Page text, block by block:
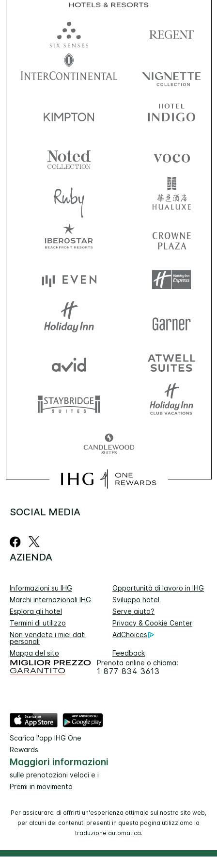
SOCIAL MEDIA
AZIENDA
Informazioni su IHG
Opportunità di lavoro in IHG
Marchi internazionali IHG
Sviluppo hotel
Esplora gli hotel
Serve aiuto?
Termini di utilizzo
Privacy & Cookie Center
Non vendete i miei dati
personali
AdChoices
Mappa del sito
Feedback
Prenota online o chiama:
1 877 834 3613
Scarica l'app IHG One
Rewards
Maggiori informazioni
sulle prenotazioni veloci e i
Premi in movimento
Per assicurarci di offrirti un'esperienza ottimale sul nostro sito web,
per alcuni dei contenuti presenti in questa pagina utilizziamo la
traduzione automatica.